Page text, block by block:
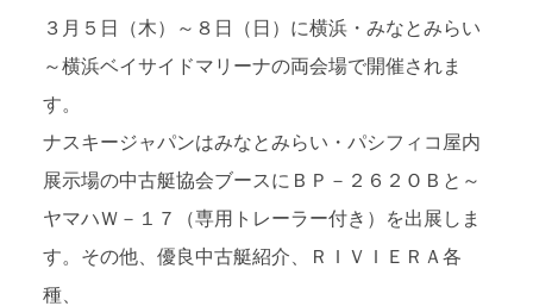
Official Blog
公式ブログ
３月５日（木）～８日（日）に横浜・みなとみらい
～横浜ベイサイドマリーナの両会場で開催されま
す。
ナスキージャパンはみなとみらい・パシフィコ屋内
展示場の中古艇協会ブースにＢＰ－２６２ＯＢと～
ヤマハＷ－１７（専用トレーラー付き）を出展しま
す。その他、優良中古艇紹介、ＲＩＶＩＥＲＡ各
種、